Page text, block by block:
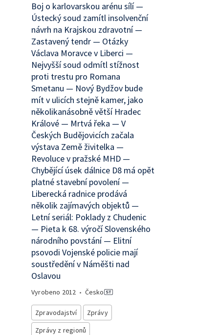
Boj o karlovarskou arénu sílí —
Ústecký soud zamítl insolvenční
návrh na Krajskou zdravotní —
Zastavený tendr — Otázky
Václava Moravce v Liberci —
Nejvyšší soud odmítl stížnost
proti trestu pro Romana
Smetanu — Nový Bydžov bude
mít v ulicích stejně kamer, jako
několikanásobně větší Hradec
Králové — Mrtvá řeka — V
Českých Budějovicích začala
výstava Země živitelka —
Revoluce v pražské MHD —
Chybějící úsek dálnice D8 má opět
platné stavební povolení —
Liberecká radnice prodává
několik zajímavých objektů —
Letní seriál: Poklady z Chudenic
— Pieta k 68. výročí Slovenského
národního povstání — Elitní
psovodi Vojenské policie mají
soustředění v Náměšti nad
Oslavou
Vyrobeno 2012 • Česko
Zpravodajství
Zprávy
Zprávy z regionů